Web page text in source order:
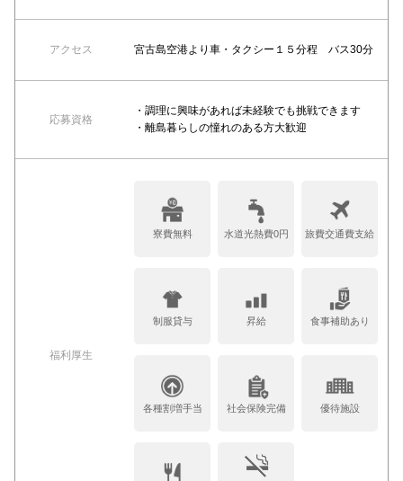
アクセス 宮古島空港より車・タクシー１５分程 バス30分
応募資格
・調理に興味があれば未経験でも挑戦できます
・離島暮らしの憧れのある方大歓迎
福利厚生
寮費無料 水道光熱費0円 旅費交通費支給
制服貸与 昇給 食事補助あり
各種割増手当 社会保険完備 優待施設